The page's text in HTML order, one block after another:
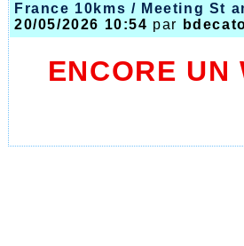
France 10kms / Meeting St
20/05/2026 10:54 par
ENCORE UN